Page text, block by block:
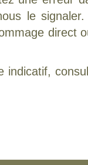
le
direct
indicatif,